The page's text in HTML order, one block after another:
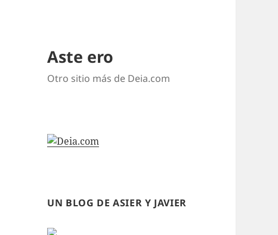
Aste ero
Otro sitio más de Deia.com
UN BLOG DE ASIER Y JAVIER